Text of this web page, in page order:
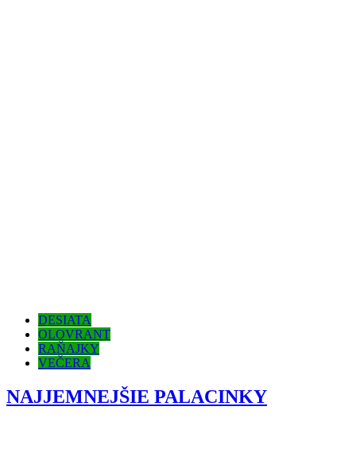
DESIATA
OLOVRANT
RAŇAJKY
VEČERA
NAJJEMNEJŠIE PALACINKY